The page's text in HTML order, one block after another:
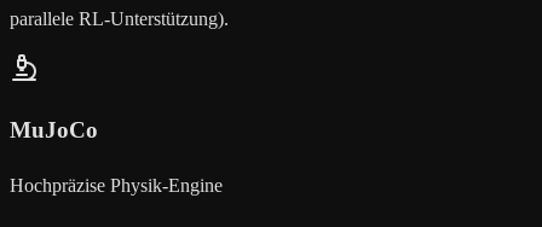
parallele RL-Unterstützung).
MuJoCo
Hochpräzise Physik-Engine